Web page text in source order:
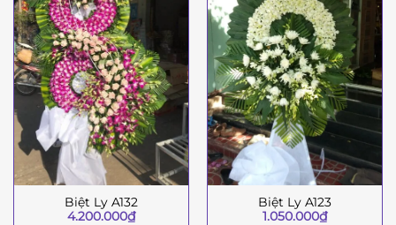
Biệt Ly A132
4.200.000₫
Biệt Ly A123
1.050.000₫